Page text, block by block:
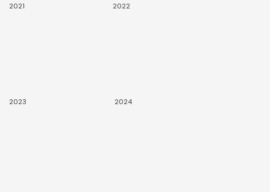
2021 2022
2023 2024